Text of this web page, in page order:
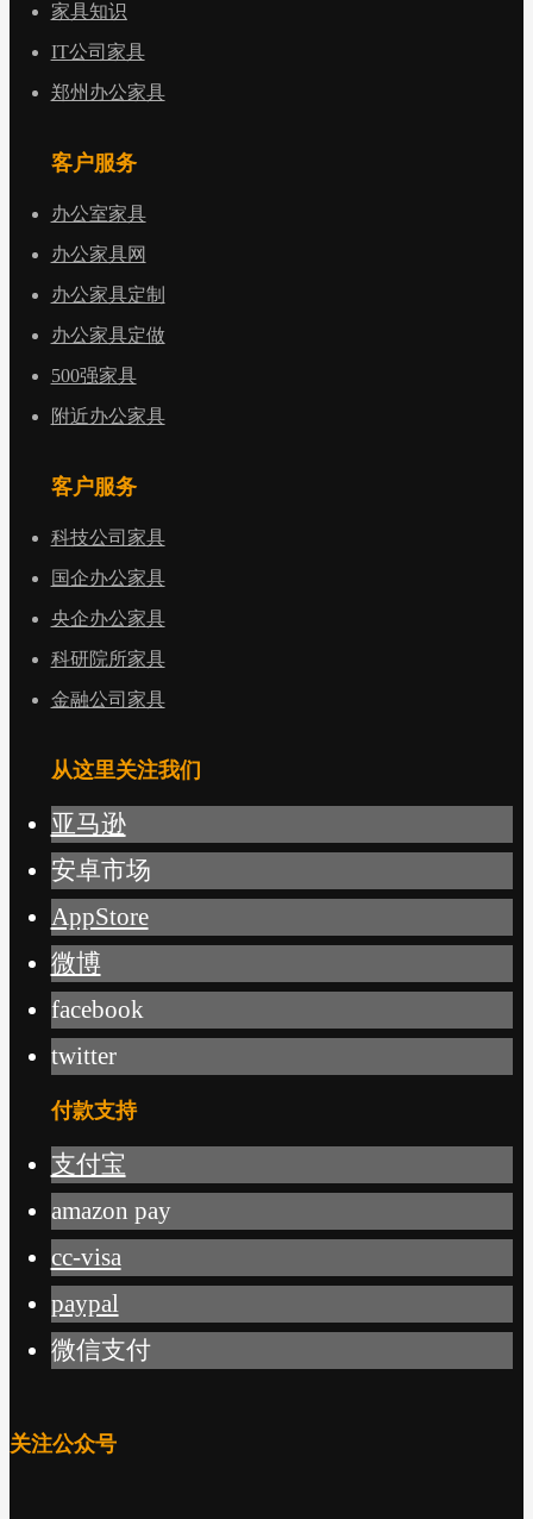
家具知识
IT公司家具
郑州办公家具
客户服务
办公室家具
办公家具网
办公家具定制
办公家具定做
500强家具
附近办公家具
客户服务
科技公司家具
国企办公家具
央企办公家具
科研院所家具
金融公司家具
从这里关注我们
亚马逊
安卓市场
AppStore
微博
facebook
twitter
付款支持
支付宝
amazon pay
cc-visa
paypal
微信支付
关注公众号